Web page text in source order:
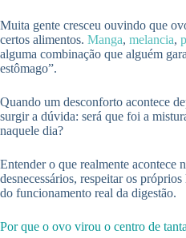
Muita gente cresceu ouvindo que
certos alimentos. Manga, melancia,
alguma combinação que alguém
estômago”.
Quando um desconforto acontece
surgir a dúvida: será que foi a
naquele dia?
Entender o que realmente acontece
desnecessários, respeitar os
do funcionamento real da digestão.
Por que o ovo virou o centro de